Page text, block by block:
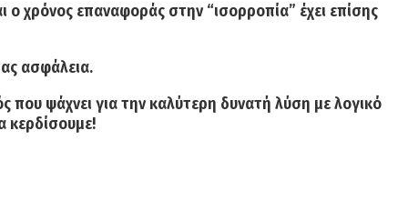
χρόνος επαναφοράς στην “ισορροπία” έχει επίσης
ασφάλεια.
που ψάχνει για την καλύτερη δυνατή λύση με λογικό
κερδίσουμε!